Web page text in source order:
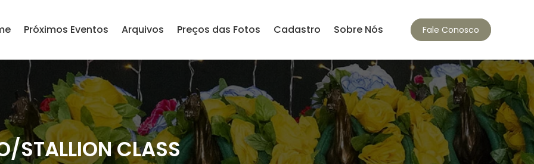
Próximos Eventos Arquivos Preços das Fotos Cadastro Sobre Nós Fale Conosco
STALLION CLASS